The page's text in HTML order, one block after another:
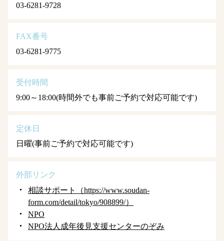
03-6281-9728
FAX番号
03-6281-9775
受付時間
9:00～18:00(時間外でも事前ご予約で対応可能です)
定休日
日曜(事前ご予約で対応可能です)
外部リンク
相談サポート（https://www.soudan-
form.com/detail/tokyo/908899/）
NPO
NPO法人成年後見支援センターのぞみ